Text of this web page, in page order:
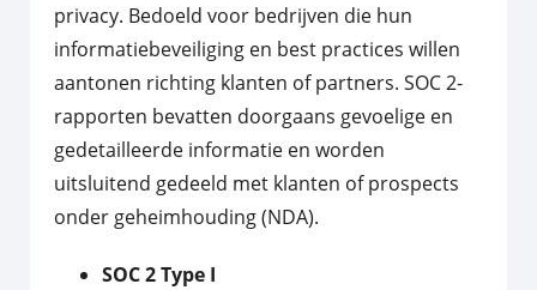
privacy. Bedoeld voor bedrijven die hun
informatiebeveiliging en best practices willen
aantonen richting klanten of partners. SOC 2-
rapporten bevatten doorgaans gevoelige en
gedetailleerde informatie en worden
uitsluitend gedeeld met klanten of prospects
onder geheimhouding (NDA).
SOC 2 Type I